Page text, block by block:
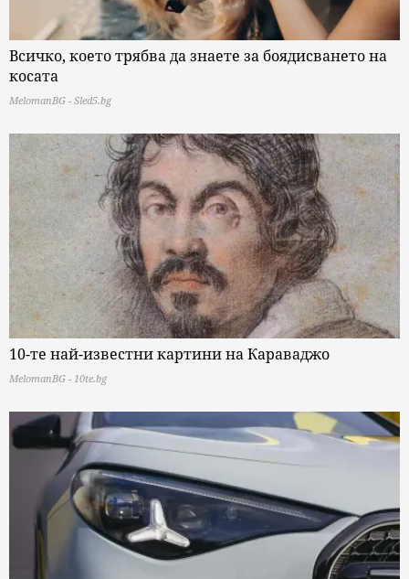
Всичко, което трябва да знаете за боядисването на
косата
MelomanBG - Sled5.bg
10-те най-известни картини на Караваджо
MelomanBG - 10te.bg